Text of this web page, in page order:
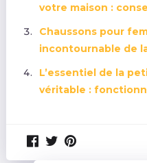
votre maison :
Chaussons pour
incontournable de
L’essentiel de la
véritable :